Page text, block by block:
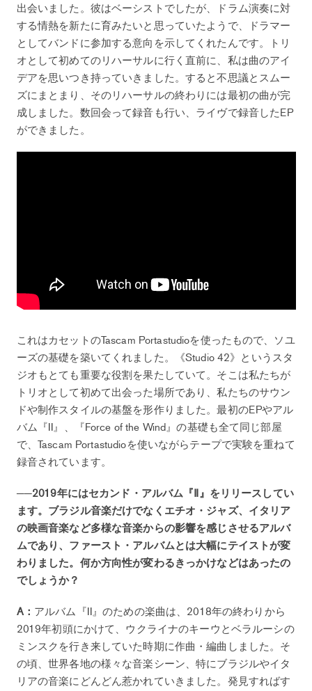
出会いました。彼はベーシストでしたが、ドラム演奏に対
する情熱を新たに育みたいと思っていたようで、ドラマー
としてバンドに参加する意向を示してくれたんです。トリ
オとして初めてのリハーサルに行く直前に、私は曲のアイ
デアを思いつき持っていきました。すると不思議とスムー
ズにまとまり、そのリハーサルの終わりには最初の曲が完
成しました。数回会って録音も行い、ライヴで録音したEP
ができました。
これはカセットのTascam Portastudioを使ったもので、ソユ
ーズの基礎を築いてくれました。《Studio 42》というスタ
ジオもとても重要な役割を果たしていて。そこは私たちが
トリオとして初めて出会った場所であり、私たちのサウン
ドや制作スタイルの基盤を形作りました。最初のEPやアル
バム『II』、『Force of the Wind』の基礎も全て同じ部屋
で、Tascam Portastudioを使いながらテープで実験を重ねて
録音されています。
──2019年にはセカンド・アルバム『Ⅱ』をリリースしてい
ます。ブラジル音楽だけでなくエチオ・ジャズ、イタリア
の映画音楽など多様な音楽からの影響を感じさせるアルバ
ムであり、ファースト・アルバムとは大幅にテイストが変
わりました。何か方向性が変わるきっかけなどはあったの
でしょうか？
A： アルバム『II』のための楽曲は、2018年の終わりから
2019年初頭にかけて、ウクライナのキーウとベラルーシの
ミンスクを行き来していた時期に作曲・編曲しました。そ
の頃、世界各地の様々な音楽シーン、特にブラジルやイタ
リアの音楽にどんどん惹かれていきました。発見すればす